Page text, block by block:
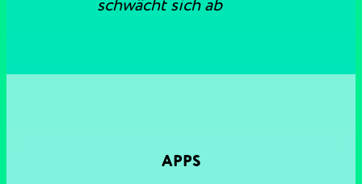
schwächt sich ab
APPS